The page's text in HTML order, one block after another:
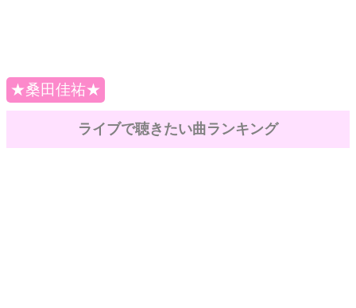
★桑田佳祐★
ライブで聴きたい曲ランキング